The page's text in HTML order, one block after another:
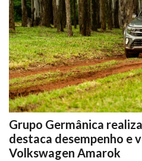
Grupo Germânica
destaca desempenho e
Volkswagen Amarok